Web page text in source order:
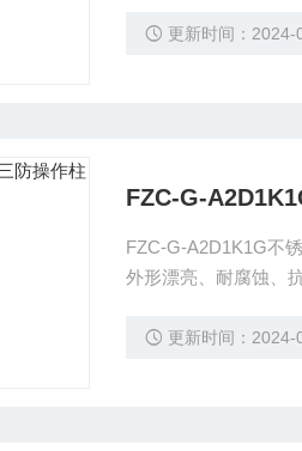
更新时间：2024-
FZC-G-
FZC-G-A2D1K1G不
外形漂亮、耐腐蚀、
超声波封装技术，确
更新时间：2024-